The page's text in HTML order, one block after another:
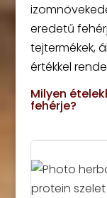
eredetű
tejtermékek,
értékkel
Milyen
fehérje?